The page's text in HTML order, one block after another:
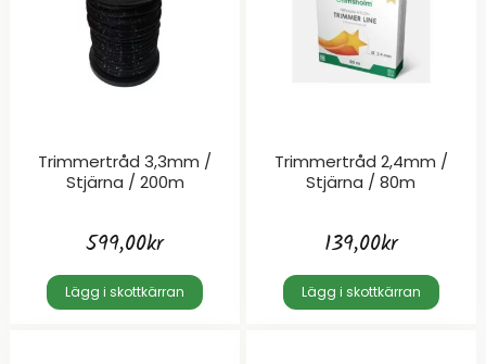
Trimmertråd 3,3mm /
Stjärna / 200m
599,00kr
Lägg i skottkärran
Trimmertråd 2,4mm /
Stjärna / 80m
139,00kr
Lägg i skottkärran